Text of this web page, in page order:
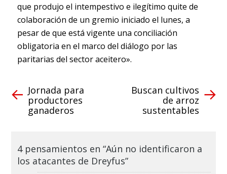
que produjo el intempestivo e ilegítimo quite de
colaboración de un gremio iniciado el lunes, a
pesar de que está vigente una conciliación
obligatoria en el marco del diálogo por las
paritarias del sector aceitero».
Jornada para
productores
ganaderos
Buscan cultivos
de arroz
sustentables
4 pensamientos en “Aún no identificaron a
los atacantes de Dreyfus”